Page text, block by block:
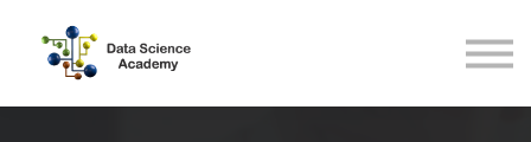
Pós-Graduações